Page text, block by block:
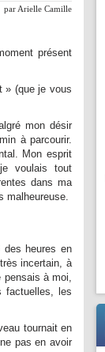
par Arielle Camille
présent
» (que je vous
mon désir
à parcourir.
Mon esprit
voulais tout
dans ma
malheureuse.
des heures en
incertain, à
pensais à moi,
factuelles, les
tournait en
pas en avoir